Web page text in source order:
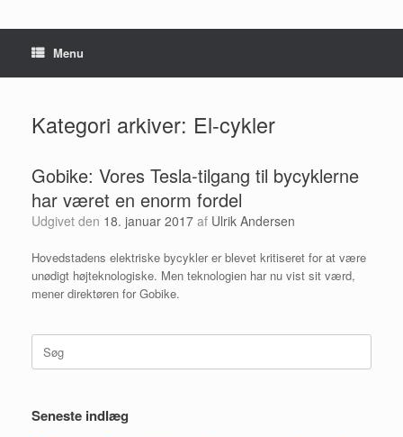
Menu
Kategori arkiver: El-cykler
Gobike: Vores Tesla-tilgang til bycyklerne
har været en enorm fordel
Udgivet den 18. januar 2017 af Ulrik Andersen
Hovedstadens elektriske bycykler er blevet kritiseret for at være
unødigt højteknologiske. Men teknologien har nu vist sit værd,
mener direktøren for Gobike.
Søg
efter:
Seneste indlæg